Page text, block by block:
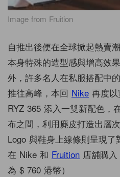
Image from Fruition
自推出後便在全球掀起熱賣
本身特殊的造型感與增高效
外，許多名人在私服搭配中
推往高峰，本回 Nike 再度
RYZ 365 添入一雙新配色，
布之間，利用麂皮打造出層
Logo 與鞋身上線條則呈現
在 Nike 和 Fruition 店舖購
為 $ 760 港幣）